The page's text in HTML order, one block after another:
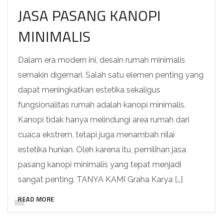
JASA PASANG KANOPI
MINIMALIS
Dalam era modern ini, desain rumah minimalis
semakin digemari. Salah satu elemen penting yang
dapat meningkatkan estetika sekaligus
fungsionalitas rumah adalah kanopi minimalis.
Kanopi tidak hanya melindungi area rumah dari
cuaca ekstrem, tetapi juga menambah nilai
estetika hunian. Oleh karena itu, pemilihan jasa
pasang kanopi minimalis yang tepat menjadi
sangat penting. TANYA KAMI Graha Karya […]
READ MORE